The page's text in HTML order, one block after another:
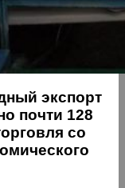
экспорт
почти 128
со